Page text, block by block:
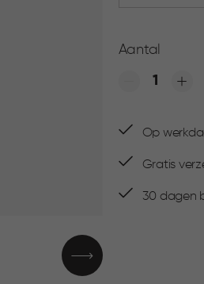
Aantal
Quantity:
Op
Gratis
30 dagen